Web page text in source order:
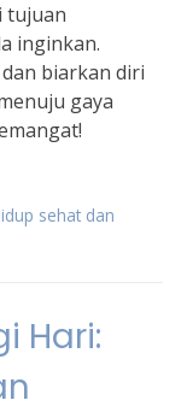
tujuan
inginkan.
biarkan diri
gaya
sehat dan
Hari: